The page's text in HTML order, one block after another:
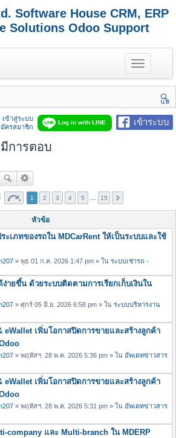
Software House CRM, ERP
Solutions Odoo Support
T
o
g
e
n
a
นห
า
เข้าระบบ
Log in with LINE
เข้าสู่ระบบ
ครสมาชิก
การตอบ
1 2 3 4 5 15
หัวข้อ
ะเภทของรถใน MDCarRent ให้เป็นระบบและใช้
» พุธ 01 ก.ค. 2026 1:47 pm » ใน ระบบเช่ารถ -
ายขึ้น ด้วยระบบติดตามการเรียกเก็บเงินใน
» ศุกร์ 05 มิ.ย. 2026 6:58 pm » ใน ระบบบริหารงาน
eWallet เพิ่มโอกาสปิดการขายและสร้างลูกค้า
» พฤหัสฯ. 28 พ.ค. 2026 5:36 pm » ใน อัพเดทข่าวสาร
eWallet เพิ่มโอกาสปิดการขายและสร้างลูกค้า
» พฤหัสฯ. 28 พ.ค. 2026 5:31 pm » ใน อัพเดทข่าวสาร
company และ Multi-branch ใน MDERP